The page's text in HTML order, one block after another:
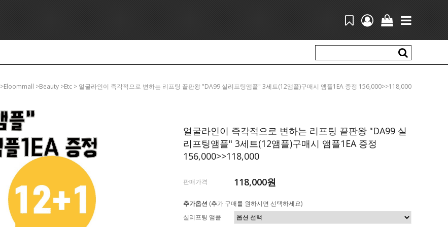
>eloommall >beauty >etc > 얼굴라인이 즉각적으로 변하는 리프팅 끝판왕 "DA99 실리프팅앰플" 3세트(12앰플)구매시 앰플1EA 증정 156,000>>118,000
얼굴라인이 즉각적으로 변하는 리프팅 끝판왕 "DA99 실
리프팅앰플" 3세트(12앰플)구매시 앰플1EA 증정
156,000>>118,000
판매가격 118,000원
추가옵션 (추가 구매를 원하시면 선택하세요)
실리프팅 앰플